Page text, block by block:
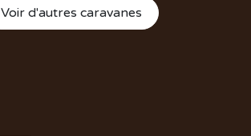
Voir d'autres caravanes